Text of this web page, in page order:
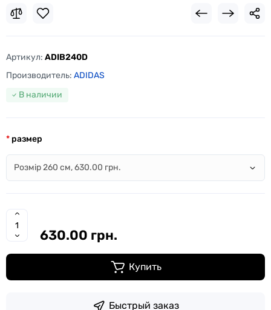
Артикул: ADIB240D
Производитель: ADIDAS
В наличии
размер
630.00 грн.
Купить
Быстрый заказ